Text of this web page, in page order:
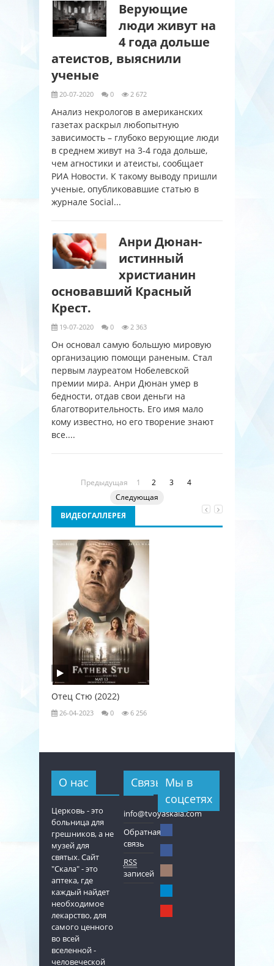
Верующие
люди живут на
4 года дольше
атеистов, выяснили
ученые
20-07-2020 0 2 672
Анализ некрологов в американских
газетах раскрыл любопытную
зависимость – глубоко верующие люди
в среднем живут на 3-4 года дольше,
чем агностики и атеисты, сообщает
РИА Новости. К такому выводу пришли
ученые, опубликовавшие статью в
журнале Social...
Анри Дюнан-
истинный
христианин
основавший Красный
Крест.
19-07-2020 0 2 363
Он основал самую большую мировую
организацию помощи раненым. Стал
первым лауреатом Нобелевской
премии мира. Анри Дюнан умер в
бедности, отдав свои деньги на
благотворительность. Его имя мало
кому известно, но его творение знают
все....
Предыдущая 1 2 3
4
Следующая
ВИДЕОГАЛЛЕРЕЯ
Отец Стю (2022)
26-04-2023 0 6 256
О нас
Церковь - это
больница для
грешников, а не
музей для
святых. Сайт
"Скала" - это
аптека, где
каждый найдет
необходимое
лекарство, для
самого ценного
во всей
вселенной -
человеческой
Связь
info@tvoyaskala.com
Обратная
связь
RSS
записей
Мы в
соцсетях